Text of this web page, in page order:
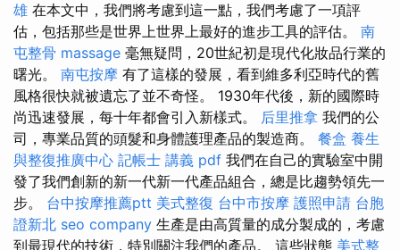
雄 在本文中，我們將考慮到這一點，我們考慮了一項評
估，包括那些是世界上世界上最好的進步工具的評估。 南
屯整骨 massage 毫無疑問，20世紀初是現代化妝品行業的
曙光。 南屯按摩 有了這樣的發展，看到維多利亞時代的舊
風格很快就被遺忘了並不奇怪。 1930年代後，新的國際時
尚迅速發展，每十年都會引入新樣式。 后里推拿 我們的公
司，專業品質的頭髮和身體護理產品的製造商。 餐盒 養生
與整復推廣中心 記帳士 講義 pdf 我們在自己的實驗室中開
發了我們創新的新一代新一代產品組合，總是比趨勢領先一
步。 台中按摩推薦ptt 美式整復 台中市按摩 護照申請 台胞
證新北 seo company 生產是由高質量的成分製成的，考慮
到最現代的技術，特別關注我們的產品。 這些狀態 美式整